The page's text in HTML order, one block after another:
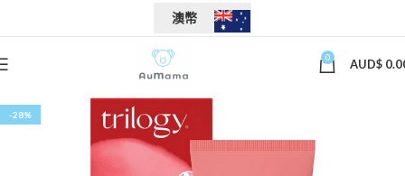
澳幣
0 AUD$
-28%